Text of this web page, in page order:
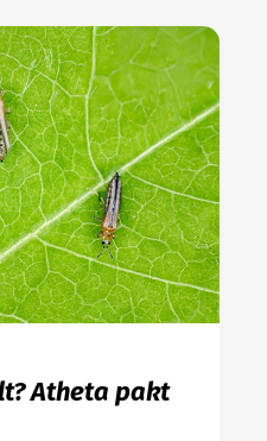
Atheta pakt